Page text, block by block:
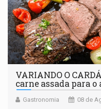
VARIANDO O
carne assada para
Gastronomia 08 de